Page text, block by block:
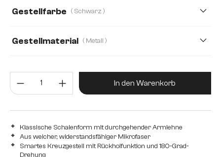
Strukturstoff Soft Teddystoff
Gestellfarbe ( Schwarz )
Gestellmaterial ( Metall )
Holz Produkt Anzahl: Gib den
In den Warenkorb
Klassische Schalenform mit durchgehender Armlehne
Aus weicher, widerstandsfähiger Mikrofaser
Smartes Kreuzgestell mit Rückholfunktion und 180-Grad-
Drehung